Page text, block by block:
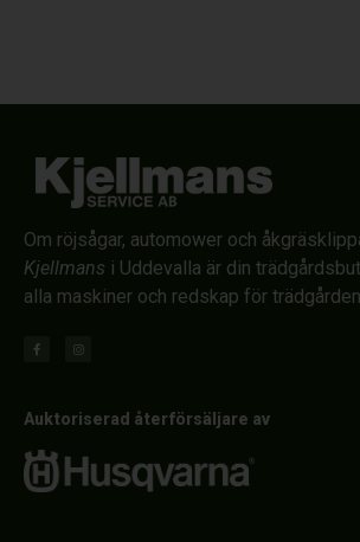
Om röjsågar, automower och
Kjellmans i Uddevalla är din
alla maskiner och redskap för
Auktoriserad återförsäljare av